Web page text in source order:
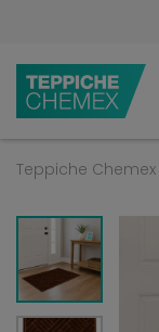
Teppiche Chemex